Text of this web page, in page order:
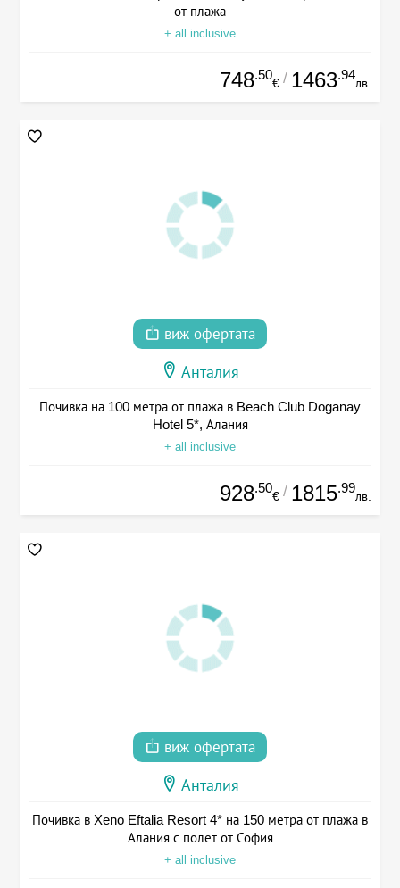
от плажа
+ all inclusive
748.50
€ / 1463.94
лв.
виж офертата
Анталия
Почивка на 100 метра от плажа в Beach Club Doganay
Hotel 5*, Алания
+ all inclusive
928.50
€ / 1815.99
лв.
виж офертата
Анталия
Почивка в Xeno Eftalia Resort 4* на 150 метра от плажа в
Алания с полет от София
+ all inclusive